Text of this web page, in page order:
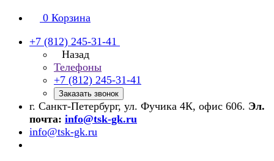
0 Корзина
+7 (812) 245-31-41
Назад
Телефоны
+7 (812) 245-31-41
Заказать звонок
г. Санкт-Петербург, ул. Фучика 4К, офис 606. Эл.
почта: info@tsk-gk.ru
info@tsk-gk.ru